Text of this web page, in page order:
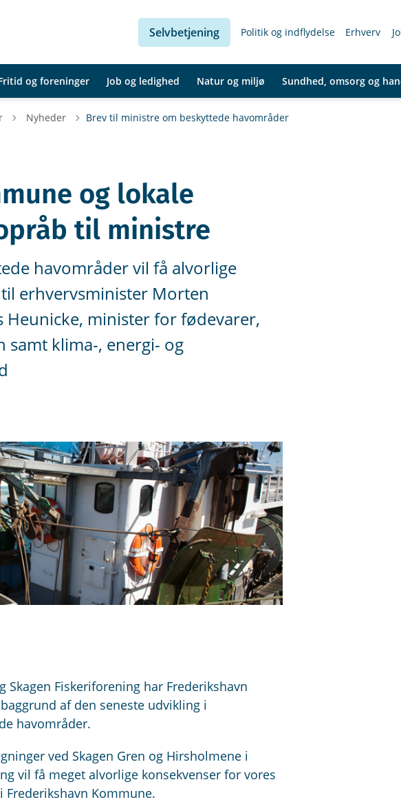
Selvbetjening Politik og indflydelse Erhverv
og foreninger Job og ledighed Natur og miljø Sundhed, omsorg og
Tilbage til
Nyheder Brev til ministre om beskyttede havområder
og lokale
til ministre
havområder vil få alvorlige
erhvervsminister Morten
minister for fødevarer,
samt klima-, energi- og
Fiskeriforening har Frederikshavn
af den seneste udvikling i
havområder.
ved Skagen Gren og Hirsholmene i
vil få meget alvorlige konsekvenser for vores
Frederikshavn Kommune.